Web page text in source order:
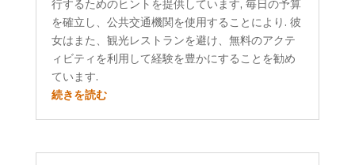
行するためのヒントを提供しています, 毎日の予算
を確立し、公共交通機関を使用することにより. 彼
女はまた、観光レストランを避け、無料のアクテ
ィビティを利用して経験を豊かにすることを勧め
ています.
続きを読む